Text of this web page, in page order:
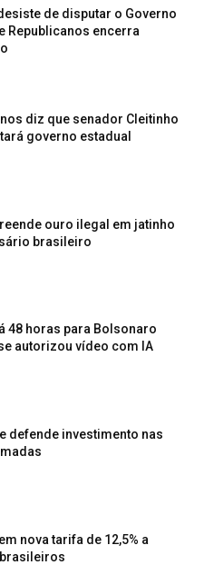
de disputar o Governo
Republicanos encerra
diz que senador Cleitinho
governo estadual
ouro ilegal em jatinho
brasileiro
48 horas para Bolsonaro
autorizou vídeo com IA
defende investimento nas
nova tarifa de 12,5% a